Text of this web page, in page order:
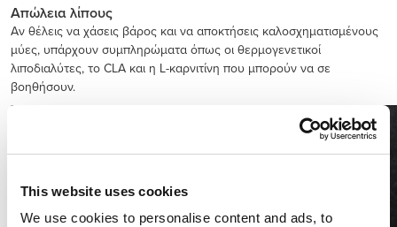
This website uses cookies
We use cookies to personalise content and ads, to
Απώλεια λίπους
Αν θέλεις να χάσεις βάρος και να αποκτήσεις καλοσχηματισμένους
μύες, υπάρχουν συμπληρώματα όπως οι θερμογενετικοί
λιποδιαλύτες, το CLA και η L-καρνιτίνη που μπορούν να σε
βοηθήσουν.